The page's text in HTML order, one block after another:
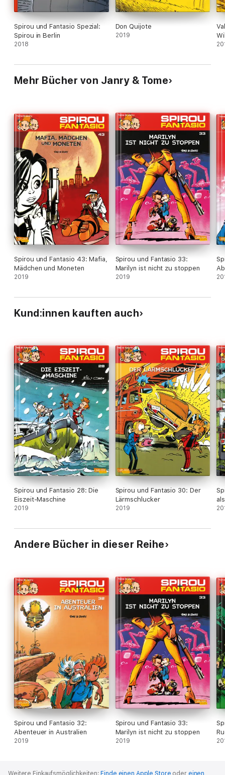
Spirou und Fantasio Spezial:
Spirou in Berlin
2018
Don Quijote
2019
Mehr Bücher von Janry & Tome
Spirou und Fantasio 43: Mafia,
Mädchen und Moneten
2019
Spirou und Fantasio 33:
Marilyn ist nicht zu stoppen
2019
Kund:innen kauften auch
Spirou und Fantasio 28: Die
Eiszeit-Maschine
2019
Spirou und Fantasio 30: Der
Lärmschlucker
2019
Andere Bücher in dieser Reihe
Spirou und Fantasio 32:
Abenteuer in Australien
2019
Spirou und Fantasio 33:
Marilyn ist nicht zu stoppen
2019
Weitere Einkaufsmöglichkeiten: Finde einen Apple Store oder einen